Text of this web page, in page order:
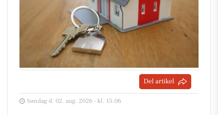
Del artikel
Søndag d. 02. aug. 2026 - kl. 15:06